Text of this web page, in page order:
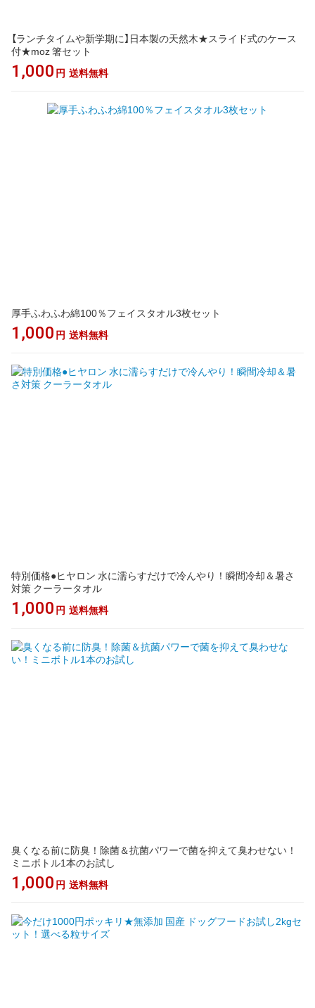
【ランチタイムや新学期に】日本製の天然木★スライド式のケース
付★moz 箸セット
1,000 円 送料無料
厚手ふわふわ綿100％フェイスタオル3枚セット
1,000 円 送料無料
特別価格●ヒヤロン 水に濡らすだけで冷んやり！瞬間冷却＆暑さ
対策 クーラータオル
1,000 円 送料無料
臭くなる前に防臭！除菌＆抗菌パワーで菌を抑えて臭わせない！
ミニボトル1本のお試し
1,000 円 送料無料